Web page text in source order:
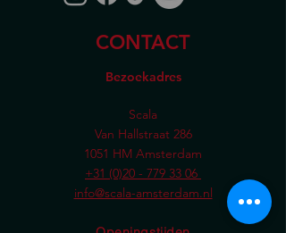
CONTACT
Bezoekadres
Scala
Van Hallstraat 286
1051 HM Amsterdam
+31 (0)20 - 779 33 06
info@scala-amsterdam.nl